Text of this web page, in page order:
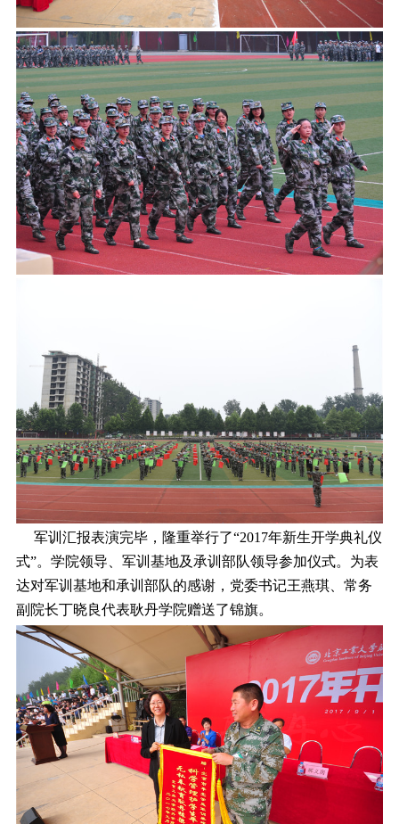
军训汇报表演完毕，隆重举行了“2017年新生开学典礼仪
式”。学院领导、军训基地及承训部队领导参加仪式。为表
达对军训基地和承训部队的感谢，党委书记王燕琪、常务
副院长丁晓良代表耿丹学院赠送了锦旗。